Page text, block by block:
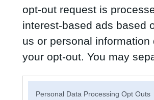
opt-out request is
interest-based ads based
us or personal
your opt-out. You may
Personal Data Processing Opt Outs